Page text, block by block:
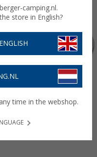
camping.nl.
store in English?
time in the webshop.